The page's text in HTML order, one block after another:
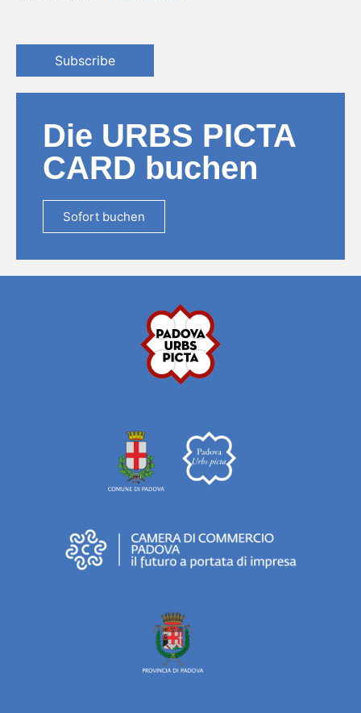
Subscribe
Die URBS PICTA
CARD buchen
Sofort buchen